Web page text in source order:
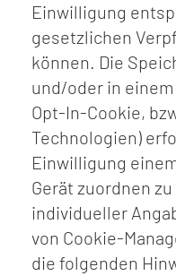
Einwilligung
gesetzlichen
können. Die
und/oder in
Opt-In-Cookie,
Technologien)
Einwilligung
Gerät zuordnen
individueller
von Cookie-
die folgenden